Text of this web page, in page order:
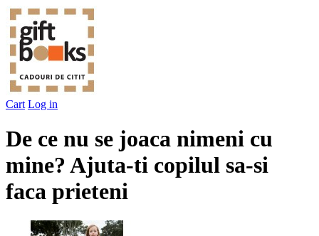
Cart Log in
De ce nu se joaca nimeni cu
mine? Ajuta-ti copilul sa-si
faca prieteni